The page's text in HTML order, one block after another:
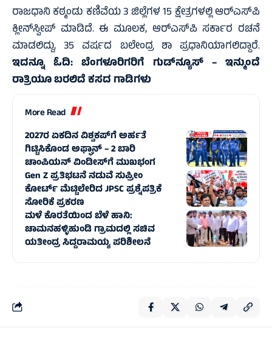
ರಾಜಧಾನಿ ಕಠ್ಮಂಡು ಕಣಿವೆಯ 3 ಜಿಲ್ಲೆಗಳ 15 ಕ್ಷೇತ್ರಗಳಲ್ಲಿ ಆರ್‌ಎಸ್‌ಪಿ
ಕ್ಲೀನ್‌ಸ್ವೀಪ್ ಮಾಡಿದೆ. ಈ ಮೂಲಕ, ಆರ್‌ಎಸ್‌ಪಿ ಸರ್ಕಾರ ರಚನೆ
ಮಾಡಲಿದ್ದು, 35 ವರ್ಷದ ಬಲೇಂದ್ರ ಶಾ ಪ್ರಧಾನಿಯಾಗಲಿದ್ದಾರೆ.
ಇದನ್ನೂ ಓದಿ:ಬೆಂಗಳೂರಿಗರಿಗೆ ಗುಡ್‌ನ್ಯೂಸ್ – ಇನ್ಮುಂದೆ
ರಾತ್ರಿಯೂ ಬರಲಿದೆ ಕಸದ ಗಾಡಿಗಳು
More Read
2027ರ ಏಕದಿನ ವಿಶ್ವಕಪ್‌ಗೆ ಅರ್ಹತೆ
ಗಿಟ್ಟಿಸಿಕೊಂಡ ಅಫ್ಘಾನ್‌ – 2 ಬಾರಿ
ಚಾಂಪಿಯನ್‌ ವಿಂಡೀಸ್‌ಗೆ ಮುಖಭಂಗ
Gen Z ಪ್ರತಿಭಟನೆ ನಡುವೆ ಸುಪ್ರೀಂ
ಕೋರ್ಟ್‌ ಮೆಟ್ಟಿಲೇರಿದ JPSC ಪ್ರಶ್ನೆಪತ್ರಿಕೆ
ಸೋರಿಕೆ ಪ್ರಕರಣ
ಮಳೆ ಕೊರತೆಯಿಂದ ಬೆಳೆ ಹಾನಿ:
ಚಾಮನಹಳ್ಳಿಹುಂಡಿ ಗ್ರಾಮದಲ್ಲಿ ಸಚಿವ
ಯತೀಂದ್ರ ಸಿದ್ದರಾಮಯ್ಯ ಪರಿಶೀಲನೆ